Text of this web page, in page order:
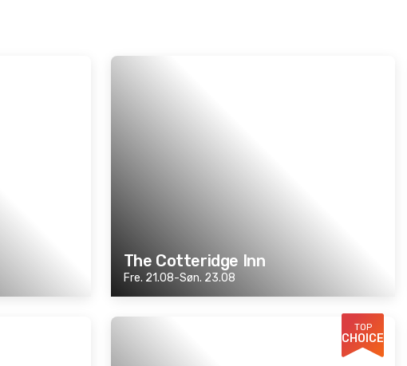
The Cotteridge Inn
Fre. 21.08-Søn. 23.08
TOP
CHOICE